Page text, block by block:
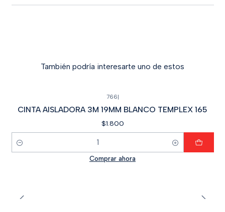
También podría interesarte uno de estos
766|
CINTA AISLADORA 3M 19MM BLANCO TEMPLEX 165
$1.800
Cantidad
Comprar ahora